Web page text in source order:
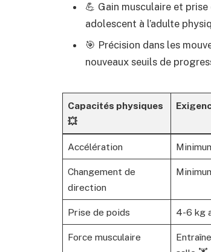
💪 Gain musculaire et
adolescent à l’adulte
🎯 Précision dans les
nouveaux seuils de
Capacités physiques
💥
Accélération
Changement de
direction
Prise de poids 4-6 kg
Force musculaire